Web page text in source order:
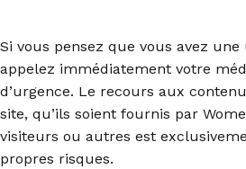
Si vous pensez que vous avez
appelez immédiatement votre
d’urgence. Le recours aux
site, qu’ils soient fournis par
visiteurs ou autres est
propres risques.